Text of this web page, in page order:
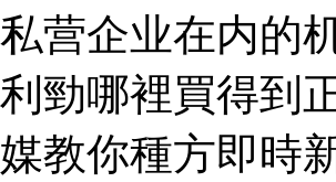
私营企业在内的
利勁哪裡買得到
媒教你種方即時